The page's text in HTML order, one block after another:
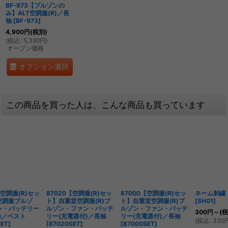
BF-973【ブルゾンの
み】ALT空調服(R)／長
袖 [BF-973]
4,900円(税別)
(税込 : 5,390円)
オープン価格
オプション選択
この商品を買った人は、こんな商品も買っています
87000【空調服(R)セッ
ト】自重堂空調服(R)ブ
ルゾン・ファン・バッテ
リー(充電器付)／長袖
[87000SET
ネーム刺繍・1段-上着
[SH01]
300
円～(税別)
(税込 : 330 ～)
BF-984【空調服(R)セ
ット】ALT空調服ブルゾ
ン・ファン・バッテリー
(充電器付)／ベスト
[